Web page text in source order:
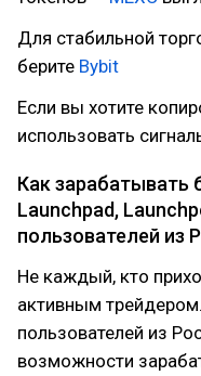
Для стабильной
берите Bybit
Если вы хотите
использовать
Как зарабатывать
Launchpad,
пользователей из
Не каждый, кто
активным
пользователей из
возможности